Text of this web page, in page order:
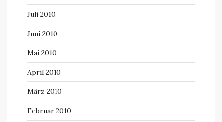
Juli 2010
Juni 2010
Mai 2010
April 2010
März 2010
Februar 2010